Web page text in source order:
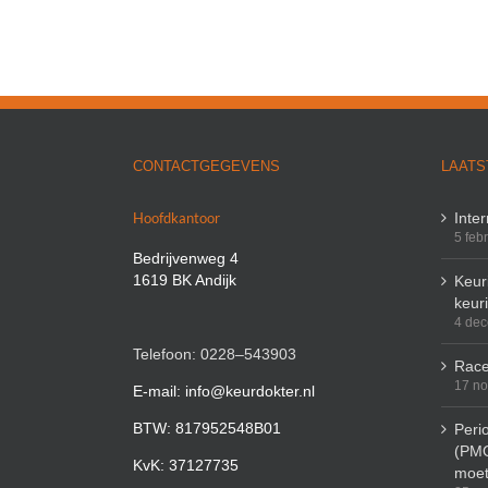
CONTACTGEGEVENS
Hoofdkantoor
Bedrijvenweg 4
1619 BK Andijk
Telefoon: 0228–543903
E-mail: info@keurdokter.nl
BTW: 817952548B01
KvK: 37127735
5
4
17